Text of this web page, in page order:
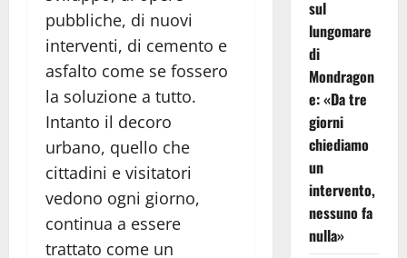
pubbliche, di nuovi
interventi, di cemento e
asfalto come se fossero
la soluzione a tutto.
Intanto il decoro
urbano, quello che
cittadini e visitatori
vedono ogni giorno,
continua a essere
trattato come un
sul
lungomare
di
Mondragon
e: «Da tre
giorni
chiediamo
un
intervento,
nessuno fa
nulla»